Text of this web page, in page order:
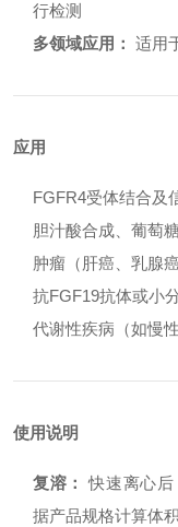
行检测
多领域应用： 适用
应用
FGFR4受体结合及
胆汁酸合成、葡萄
肿瘤（肝癌、乳腺
抗FGF19抗体或小
代谢性疾病（如慢
使用说明
复溶： 快速离心后
据产品规格计算体积